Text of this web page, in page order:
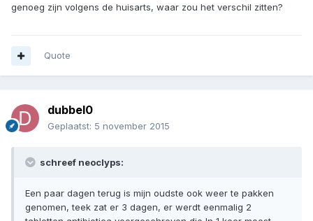
genoeg zijn volgens de huisarts, waar zou het verschil zitten?
Quote
dubbel0
Geplaatst: 5 november 2015
schreef neoclyps:
Een paar dagen terug is mijn oudste ook weer te pakken
genomen, teek zat er 3 dagen, er werdt eenmalig 2